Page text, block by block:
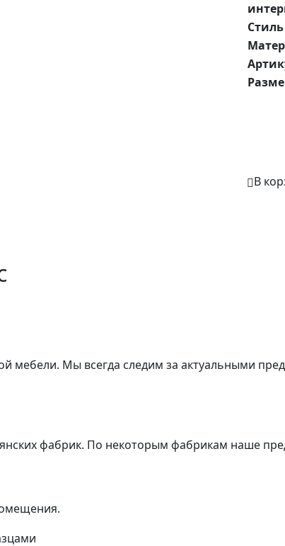
Стиль
В
мебели. Мы всегда следим за актуальными
фабрик. По некоторым фабрикам наше